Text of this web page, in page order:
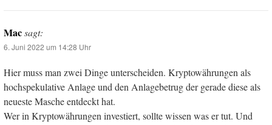
Macsagt:
6. Juni 2022 um 14:28 Uhr
Hier muss man zwei Dinge unterscheiden. Kryptowährungen als
hochspekulative Anlage und den Anlagebetrug der gerade diese als
neueste Masche entdeckt hat.
Wer in Kryptowährungen investiert, sollte wissen was er tut. Und